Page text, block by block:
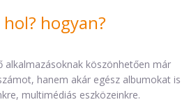
hogyan?
alkalmazásoknak köszönhetően már
hanem akár egész albumokat is
multimédiás eszközeinkre.